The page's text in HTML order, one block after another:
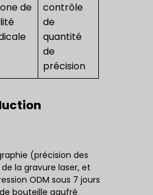
de
contrôle
de
quantité
de
précision
(précision des
la gravure laser, et
ODM sous 7 jours
bouteille gaufré